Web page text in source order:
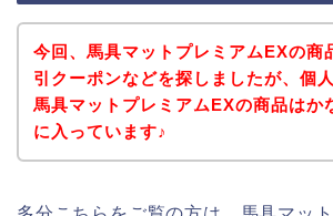
今回、馬具マットプレミアムEXの商
引クーポンなどを探しましたが、個
馬具マットプレミアムEXの商品はか
に入っています♪